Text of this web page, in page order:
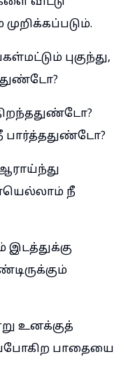
புகுந்து,
நீ
இடத்துக்கு
உனக்குத்
பாதையை